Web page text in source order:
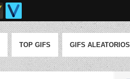
TOP GIFS GIFS ALEATORIOS